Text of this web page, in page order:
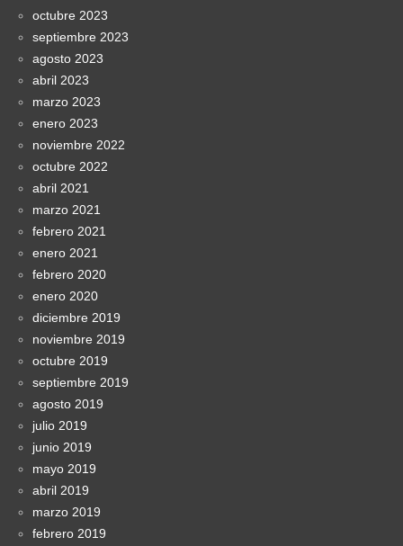
octubre 2023
septiembre 2023
agosto 2023
abril 2023
marzo 2023
enero 2023
noviembre 2022
octubre 2022
abril 2021
marzo 2021
febrero 2021
enero 2021
febrero 2020
enero 2020
diciembre 2019
noviembre 2019
octubre 2019
septiembre 2019
agosto 2019
julio 2019
junio 2019
mayo 2019
abril 2019
marzo 2019
febrero 2019